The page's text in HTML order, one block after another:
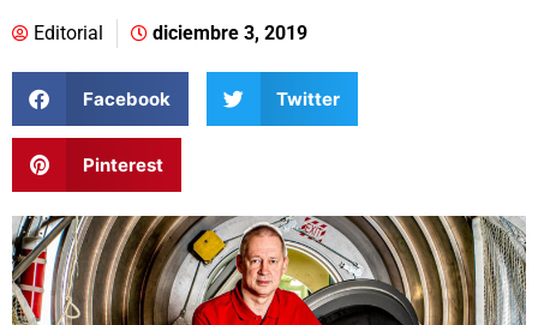
Editorial diciembre 3, 2019
Facebook Twitter
Pinterest